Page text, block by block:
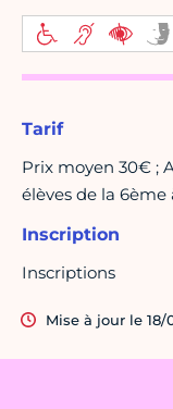
Tarif
Prix moyen 30€ ;
élèves de la 6ème
Inscription
Inscriptions
Mise à jour le 18/